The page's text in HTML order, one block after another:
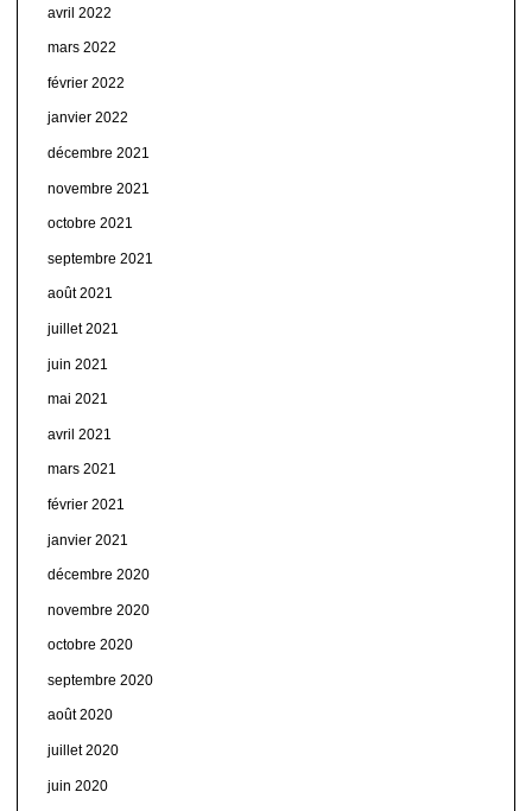
avril 2022
mars 2022
février 2022
janvier 2022
décembre 2021
novembre 2021
octobre 2021
septembre 2021
août 2021
juillet 2021
juin 2021
mai 2021
avril 2021
mars 2021
février 2021
janvier 2021
décembre 2020
novembre 2020
octobre 2020
septembre 2020
août 2020
juillet 2020
juin 2020